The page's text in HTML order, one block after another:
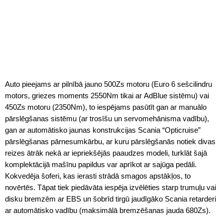
Auto pieejams ar pilnībā jauno 500Zs motoru (Euro 6 sešcilindru
motors, griezes moments 2550Nm tikai ar AdBlue sistēmu) vai
450Zs motoru (2350Nm), to iespējams pasūtīt gan ar manuālo
pārslēgšanas sistēmu (ar trosīšu un servomehānisma vadību),
gan ar automātisko jaunas konstrukcijas Scania “Opticruise”
pārslēgšanas pārnesumkārbu, ar kuru pārslēgšanās notiek divas
reizes ātrāk nekā ar iepriekšējās paaudzes modeli, turklāt šajā
komplektācijā mašīnu papildus var aprīkot ar sajūga pedāli.
Kokvedēja šoferi, kas ierasti strādā smagos apstākļos, to
novērtēs. Tāpat tiek piedāvāta iespēja izvēlēties starp trumuļu vai
disku bremzēm ar EBS un šobrīd tirgū jaudīgāko Scania retarderi
ar automātisko vadību (maksimālā bremzēšanas jauda 680Zs).